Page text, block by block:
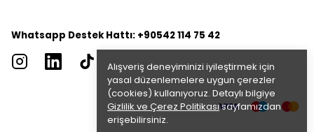
Alışveriş deneyiminizi iyileştirmek için
yasal düzenlemelere uygun çerezler
(cookies) kullanıyoruz. Detaylı bilgiye
Gizlilik ve Çerez Politikasısayfamızdan
erişebilirsiniz.
Whatsapp Destek Hattı: +90542 114 75 42